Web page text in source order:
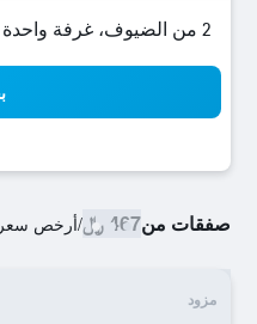
2 من الضيوف، غرفة واحدة
صفقات من467 ﷼ /أرخص سعر
مزود